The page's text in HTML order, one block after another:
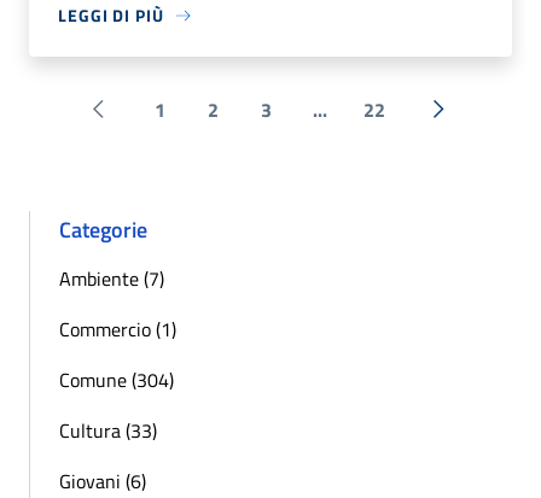
LEGGI DI PIÙ
Pagina precedente
1 2 3 ... 22 Successiva
Categorie
Ambiente (7)
Commercio (1)
Comune (304)
Cultura (33)
Giovani (6)